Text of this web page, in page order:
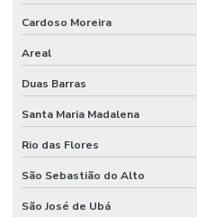
Cardoso Moreira
Areal
Duas Barras
Santa Maria Madalena
Rio das Flores
São Sebastião do Alto
São José de Ubá